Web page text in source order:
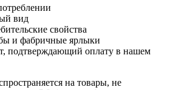
вид
свойства
и фабричные ярлыки
подтверждающий оплату в нашем
на товары, не